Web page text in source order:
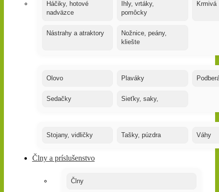
Háčiky, hotové
nadväzce
Ihly, vrtáky,
pomôcky
Krmivá
Nástrahy a atraktory
Nožnice, peány,
kliešte
Olovo Plaváky
Sedačky Sieťky, saky,
Stojany, vidličky Tašky, púzdra Váhy
Člny a príslušenstvo
Člny